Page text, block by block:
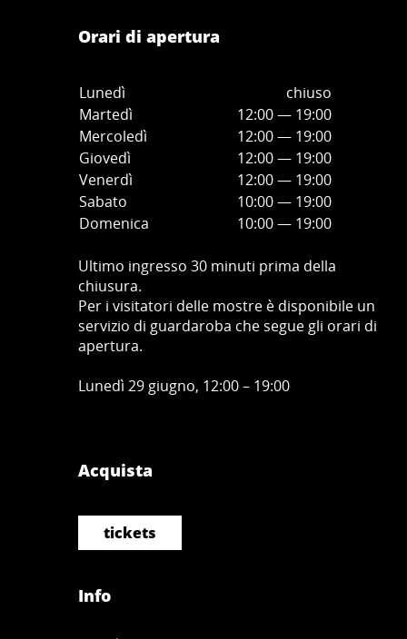
Orari di apertura
Lunedì
chiuso
Martedì
12:00 — 19:00
Mercoledì
12:00— 19:00
Giovedì
12:00— 19:00
Venerdì
12:00— 19:00
Sabato
10:00— 19:00
Domenica
10:00— 19:00
Ultimo ingresso 30 minuti prima della
chiusura.
Per i visitatori delle mostre è disponibile un
servizio di guardaroba che segue gli orari di
apertura.
Lunedì 29 giugno, 12:00 – 19:00
Acquista
tickets
Info